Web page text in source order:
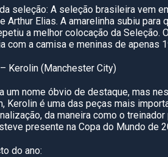
seleção: A seleção brasileira vem
Arthur Elias. A amarelinha subiu
a melhor colocação da
com a camisa e meninas de apenas
Kerolin (Manchester City)
um nome óbvio de destaque, mas
Kerolin é uma das peças mais
da maneira como o
presente na Copa do Mundo de
do ano: